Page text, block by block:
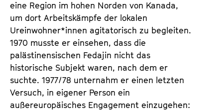
eine Region im hohen Norden von Kanada,
um dort Arbeitskämpfe der lokalen
Ureinwohner*innen agitatorisch zu begleiten.
1970 musste er einsehen, dass die
palästinensischen Fedajin nicht das
historische Subjekt waren, nach dem er
suchte. 1977/78 unternahm er einen letzten
Versuch, in eigener Person ein
außereuropäisches Engagement einzugehen: